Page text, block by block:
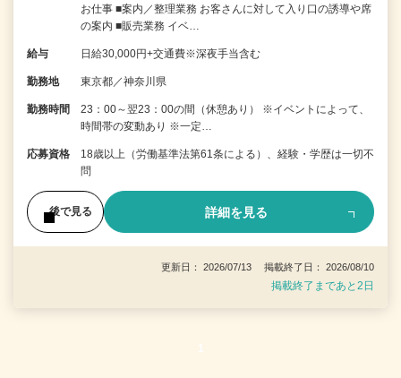
お仕事 ■案内／整理業務 お客さんに対して入り口の誘導や席
の案内 ■販売業務 イベ…
給与 日給30,000円+交通費※深夜手当含む
勤務地 東京都／神奈川県
勤務時間
23：00～翌23：00の間（休憩あり） ※イベントによって、
時間帯の変動あり ※一定…
応募資格
18歳以上（労働基準法第61条による）、経験・学歴は一切不
問
後で見る 詳細を見る
更新日： 2026/07/13 掲載終了日： 2026/08/10
掲載終了まであと2日
1